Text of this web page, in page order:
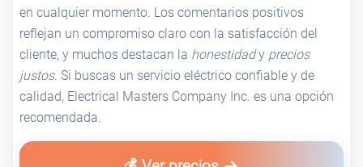
en cualquier momento. Los comentarios positivos
reflejan un compromiso claro con la satisfacción del
cliente, y muchos destacan la honestidady precios
justos. Si buscas un servicio eléctrico confiable y de
calidad, Electrical Masters Company Inc. es una opción
recomendada.